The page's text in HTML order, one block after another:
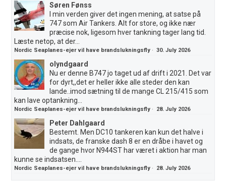
Søren Fønss
I min verden giver det ingen mening, at satse på
747 som Air Tankers. Alt for store, og ikke nær
præcise nok, ligesom hver tankning tager lang tid.
Læste netop, at der...
Nordic Seaplanes-ejer vil have brandslukningsfly ·30. July 2026
olyndgaard
Nu er denne B747 jo taget ud af drift i 2021. Det var
for dyrt,,det er heller ikke alle steder den kan
lande..imod sætning til de mange CL 215/415 som
kan lave optankning...
Nordic Seaplanes-ejer vil have brandslukningsfly · 28. July 2026
Peter Dahlgaard
Bestemt. Men DC10 tankeren kan kun det halve i
indsats, de franske dash 8 er en dråbe i havet og
de gange hvor N944ST har været i aktion har man
kunne se indsatsen....
Nordic Seaplanes-ejer vil have brandslukningsfly · 28. July 2026